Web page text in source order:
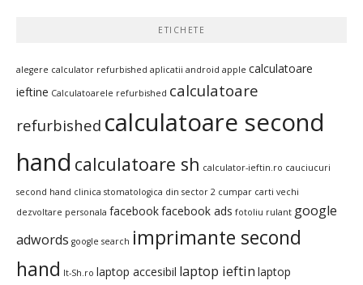
ETICHETE
alegere calculator refurbished aplicatii android apple calculatoare
ieftine Calculatoarele refurbished calculatoare
refurbished calculatoare second
hand calculatoare sh calculator-ieftin.ro cauciucuri
second hand clinica stomatologica din sector 2 cumpar carti vechi
dezvoltare personala facebookfacebook ads fotoliu rulant google
adwords google search imprimante second
hand It-Sh.ro laptop accesibil laptop ieftin laptop